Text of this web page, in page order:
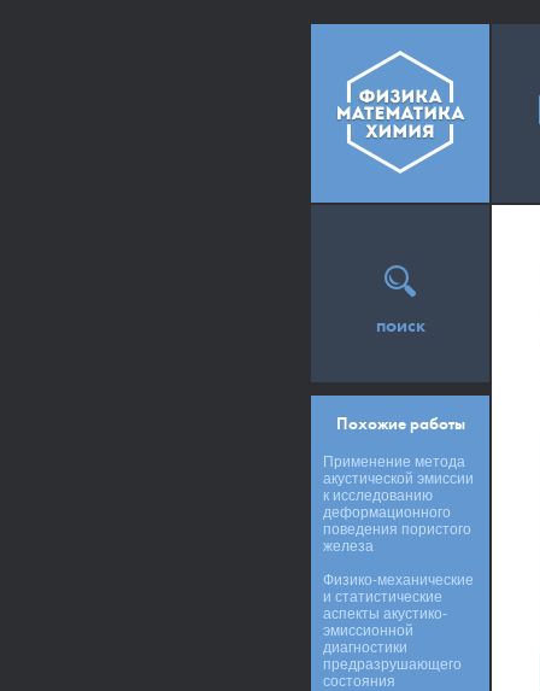
поиск
Похожие работы
Применение метода
акустической эмиссии
к исследованию
деформационного
поведения пористого
железа
Физико-механические
и статистические
аспекты акустико-
эмиссионной
диагностики
предразрушающего
состояния